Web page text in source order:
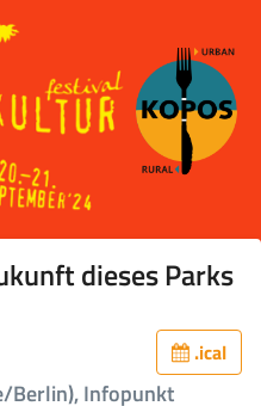
dieses Parks
.ical
Berlin), Infopunkt